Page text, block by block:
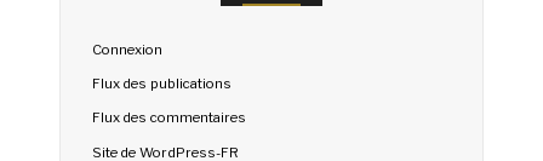
Connexion
Flux des publications
Flux des commentaires
Site de WordPress-FR